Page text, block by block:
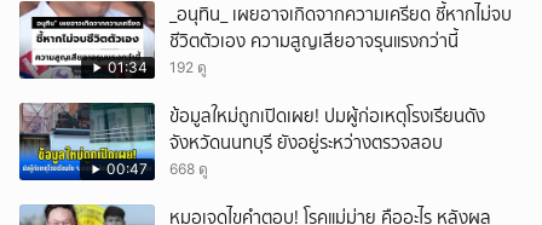
01:34
_อนุทิน_ เผยอาจเกิดจากความเครียด ชี้หากไม่จบ
ชีวิตตัวเอง ความสูญเสียอาจรุนแรงกว่านี้
192 ดู
00:47
ข้อมูลใหม่ถูกเปิดเผย! ปมผู้ก่อเหตุโรงเรียนดัง
จังหวัดนนทบุรี ยังอยู่ระหว่างตรวจสอบ
668 ดู
หมอเจดไขคำตอบ! โรคแม่ม่าย คืออะไร หลังผล